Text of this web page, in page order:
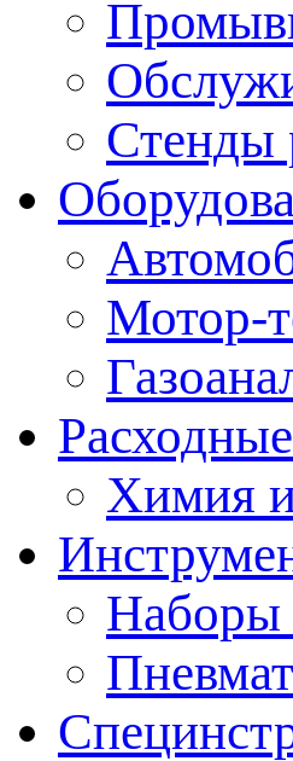
Стенды
Мотор-
Химия
Наборы